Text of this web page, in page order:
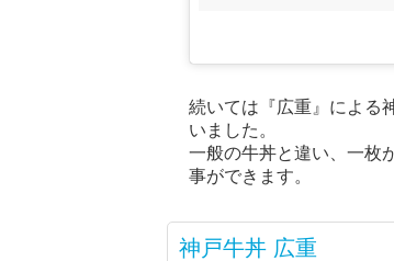
続いては『広重』による
いました。
一般の牛丼と違い、一枚
事ができます。
神戸牛丼 広重